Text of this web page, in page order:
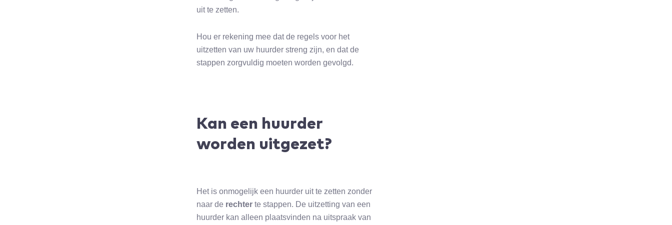
uit te zetten.
Hou er rekening mee dat de regels voor het
uitzetten van uw huurder streng zijn, en dat de
stappen zorgvuldig moeten worden gevolgd.
Kan een huurder
worden uitgezet?
Het is onmogelijk een huurder uit te zetten zonder
naar de rechterte stappen. De uitzetting van een
huurder kan alleen plaatsvinden na uitspraak van